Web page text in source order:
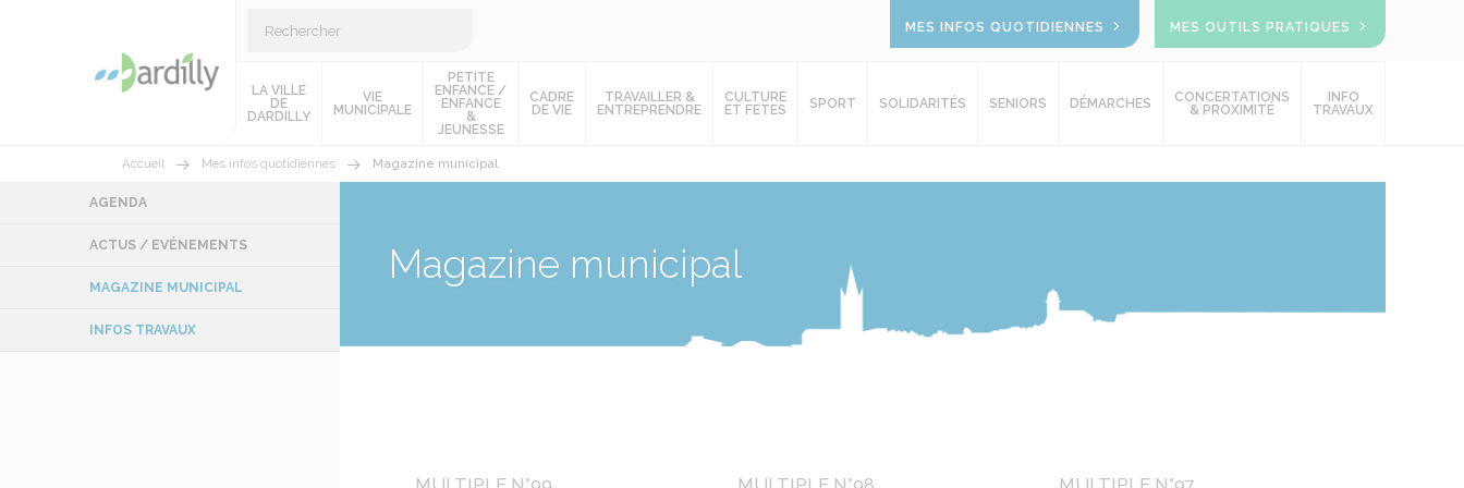
MES INFOS QUOTIDIENNES MES OUTILS PRATIQUES
LA VILLE
DE
DARDILLY
VIE
MUNICIPALE
PETITE
ENFANCE /
ENFANCE
&
JEUNESSE
CADRE
DE VIE
TRAVAILLER &
ENTREPRENDRE
CULTURE
ET FETES
SPORT SOLIDARITÉS SENIORS DÉMARCHES
CONCERTATIONS
& PROXIMITÉ
INFO
TRAVAUX
Accueil Mes infos quotidiennes Magazine municipal
Magazine municipal
AGENDA
ACTUS / EVÉNEMENTS
MAGAZINE MUNICIPAL
INFOS TRAVAUX